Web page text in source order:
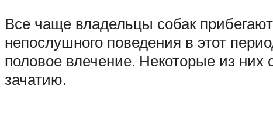
Все чаще владельцы собак
непослушного поведения в этот
половое влечение. Некоторые из них
зачатию.